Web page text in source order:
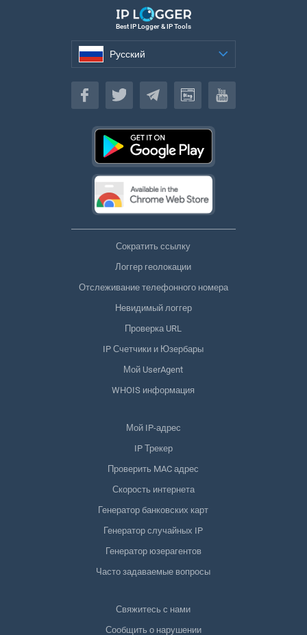
Best IP Logger & IP Tools
Русский
Русский
Сократить ссылку
Логгер геолокации
Отслеживание телефонного номера
Невидимый логгер
Проверка URL
IP Счетчики и Юзербары
Мой UserAgent
WHOIS информация
Мой IP-адрес
IP Трекер
Проверить MAC адрес
Скорость интернета
Генератор банковских карт
Генератор случайных IP
Генератор юзерагентов
Часто задаваемые вопросы
Свяжитесь с нами
Сообщить о нарушении